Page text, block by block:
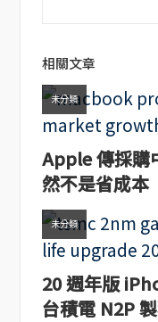
相關文章
未分類
Apple 傳採購
然不是省成本
未分類
20 週年版
台積電 N2P